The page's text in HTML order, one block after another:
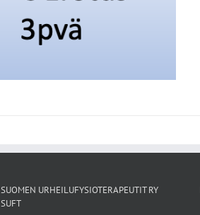
SUOMEN URHEILUFYSIOTERAPEUTIT RY
SUFT